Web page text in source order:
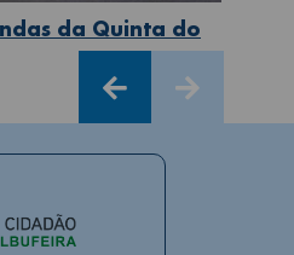
da Quinta do